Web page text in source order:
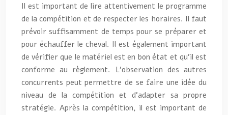
Il est important de lire attentivement le programme
de la compétition et de respecter les horaires. Il faut
prévoir suffisamment de temps pour se préparer et
pour échauffer le cheval. Il est également important
de vérifier que le matériel est en bon état et qu’il est
conforme au règlement. L’observation des autres
concurrents peut permettre de se faire une idée du
niveau de la compétition et d’adapter sa propre
stratégie. Après la compétition, il est important de